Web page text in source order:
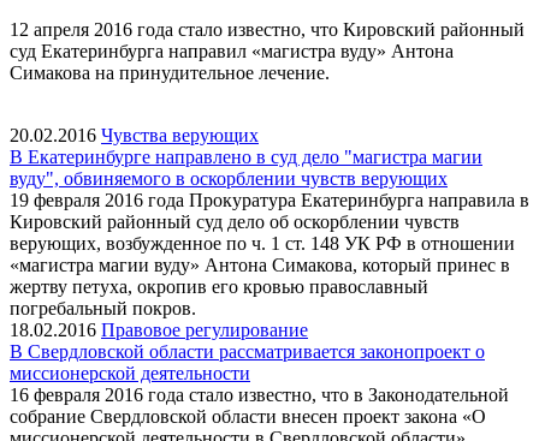
12 апреля 2016 года стало известно, что Кировский районный
суд Екатеринбурга направил «магистра вуду» Антона
Симакова на принудительное лечение.
20.02.2016 Чувства верующих
В Екатеринбурге направлено в суд дело "магистра магии
вуду", обвиняемого в оскорблении чувств верующих
19 февраля 2016 года Прокуратура Екатеринбурга направила в
Кировский районный суд дело об оскорблении чувств
верующих, возбужденное по ч. 1 ст. 148 УК РФ в отношении
«магистра магии вуду» Антона Симакова, который принес в
жертву петуха, окропив его кровью православный
погребальный покров.
18.02.2016 Правовое регулирование
В Свердловской области рассматривается законопроект о
миссионерской деятельности
16 февраля 2016 года стало известно, что в Законодательной
собрание Свердловской области внесен проект закона «О